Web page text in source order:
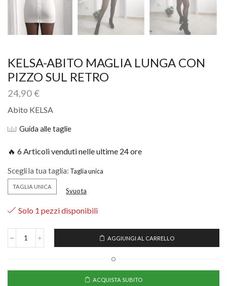
KELSA-ABITO MAGLIA LUNGA CON
PIZZO SUL RETRO
24,90€
Abito KELSA
Guida alle taglie
🔥 6 Articoli venduti nelle ultime 24 ore
Scegli la tua taglia:
TAGLIA UNICA Svuota
Solo 1 pezzi disponibili
AGGIUNGI AL CARRELLO
O
ACQUISTA SUBITO